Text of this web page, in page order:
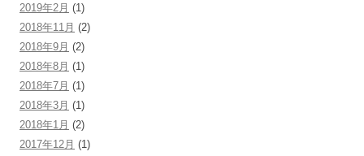
2019年2月 (1)
2018年11月 (2)
2018年9月 (2)
2018年8月 (1)
2018年7月 (1)
2018年3月 (1)
2018年1月 (2)
2017年12月 (1)